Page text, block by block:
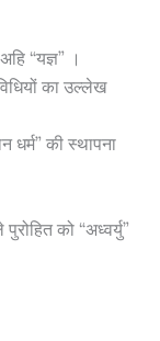
“यज्ञ” ।
का उल्लेख
धर्म” की स्थापना
को “अध्वर्यु”